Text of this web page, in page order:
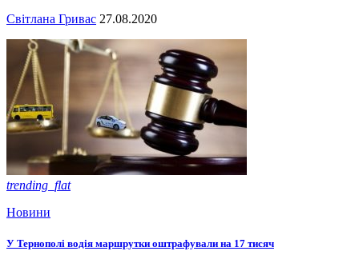
Світлана Гривас 27.08.2020
trending_flat
Новини
У Тернополі водія маршрутки оштрафували на 17 тисяч